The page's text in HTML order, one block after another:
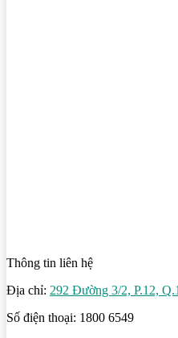
Thông tin liên hệ
Địa chỉ: 292 Đường 3/2, P.12,
Số điện thoại: 1800 6549